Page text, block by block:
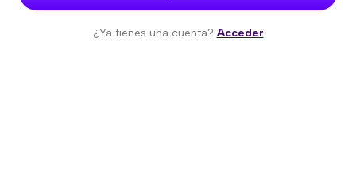
¿Ya tienes una cuenta? Acceder